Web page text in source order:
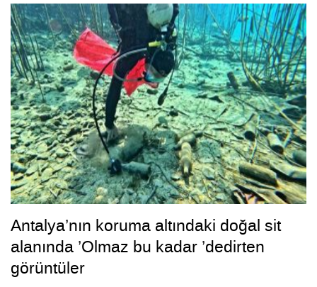
Antalya’nın koruma altındaki doğal sit
alanında ’Olmaz bu kadar ’dedirten
görüntüler